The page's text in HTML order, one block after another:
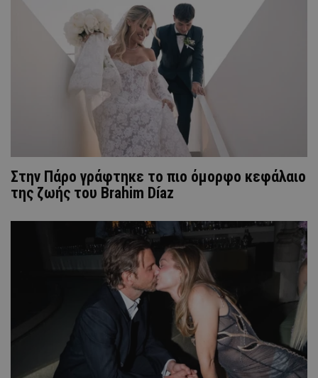
Στην Πάρο γράφτηκε το πιο όμορφο κεφάλαιο
της ζωής του Brahim Díaz